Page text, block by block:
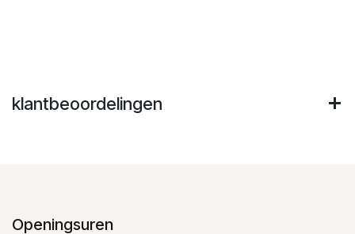
klantbeoordelingen
Openingsuren